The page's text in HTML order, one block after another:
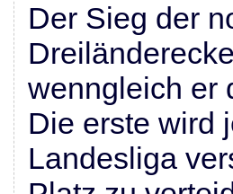
Der Sieg der
wenngleich er
Die erste wird
Landesliga